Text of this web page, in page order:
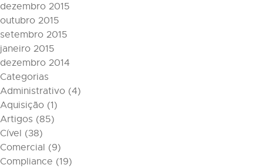
dezembro 2015
outubro 2015
setembro 2015
janeiro 2015
dezembro 2014
Categorias
Administrativo (4)
Aquisição (1)
Artigos (85)
Cível (38)
Comercial (9)
Compliance (19)